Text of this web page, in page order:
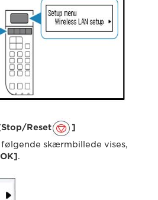
Reset
]
skærmbillede vises,
.